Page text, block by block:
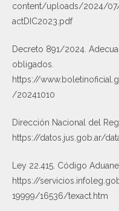
content/uploads/2024/
actDIC2023.pdf
Decreto 891/2024.
obligados.
https://
/20241010
Dirección Nacional del
https://datos.jus.gob.ar/
Ley 22.415. Código
https://
19999/16536/texact.htm